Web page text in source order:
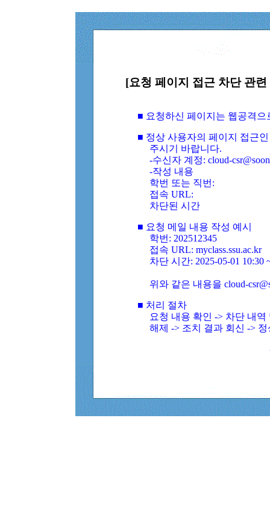
[요청 페이지 접근 차단 관
■ 요청하신 페이지는 웹공격
■ 정상 사용자의 페이지 접근
주시기 바랍니다.
-수신자 계정: cloud-
-작성 내용
학번 또는 직번:
접속 URL:
차단된 시간
■ 요청 메일 내용 작성 예시
학번: 202512345
접속 URL: myclass.ssu.ac.kr
차단 시간: 2025-05-01 10:30
위와 같은 내용을 cloud-
■ 처리 절차
요청 내용 확인 -> 차단 내
해제 -> 조치 결과 회신 ->